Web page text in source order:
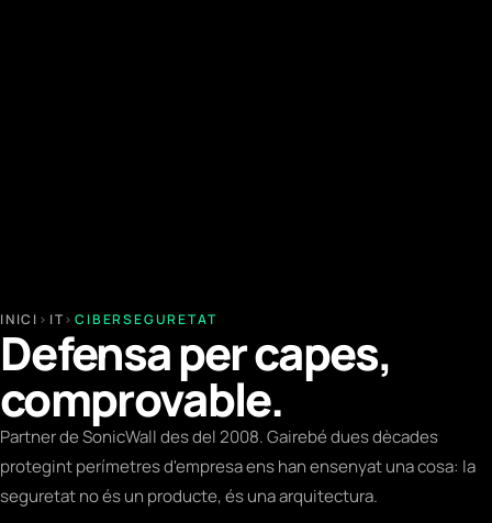
INICI › IT›CIBERSEGURETAT
Defensa per capes,
comprovable.
Partner de SonicWall des del 2008. Gairebé dues dècades
protegint perímetres d'empresa ens han ensenyat una cosa: la
seguretat no és un producte, és una arquitectura.